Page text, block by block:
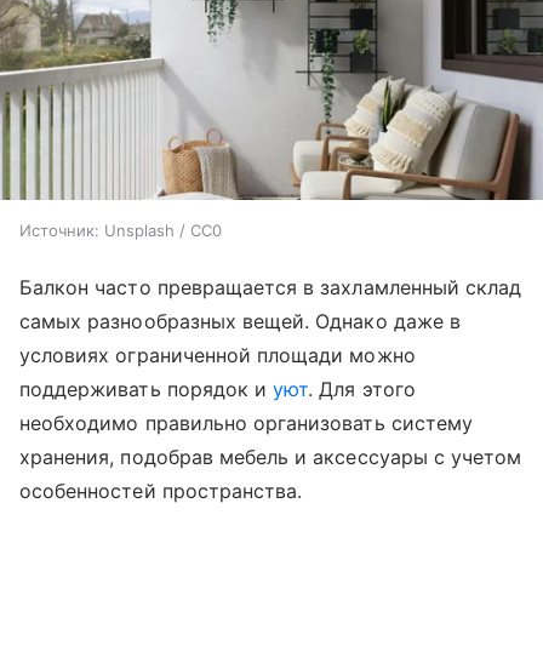
Источник: Unsplash / CC0
Балкон часто превращается в захламленный склад
самых разнообразных вещей. Однако даже в
условиях ограниченной площади можно
поддерживать порядок иуют. Для этого
необходимо правильно организовать систему
хранения, подобрав мебель и аксессуары с учетом
особенностей пространства.